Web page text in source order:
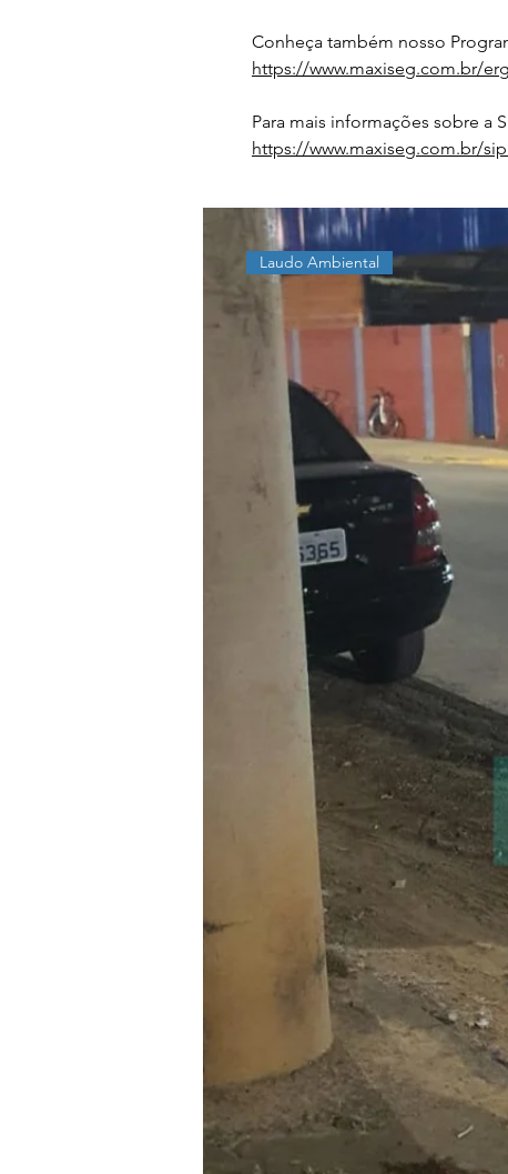
Conheça também nosso
https://www.maxiseg.com.br/
Para mais informações sobre a
https://www.maxiseg.com.br/
Laudo Ambiental